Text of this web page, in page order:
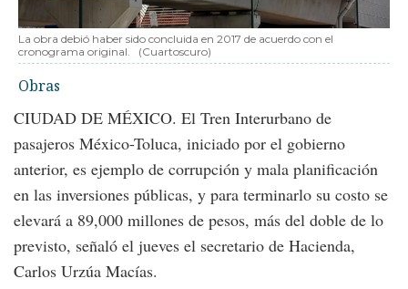
La obra debió haber sido concluida en 2017 de acuerdo con el
cronograma original.
(Cuartoscuro)
Obras
CIUDAD DE MÉXICO. El Tren Interurbano de
pasajeros México-Toluca, iniciado por el gobierno
anterior, es ejemplo de corrupción y mala planificación
en las inversiones públicas, y para terminarlo su costo se
elevará a 89,000 millones de pesos, más del doble de lo
previsto, señaló el jueves el secretario de Hacienda,
Carlos Urzúa Macías.